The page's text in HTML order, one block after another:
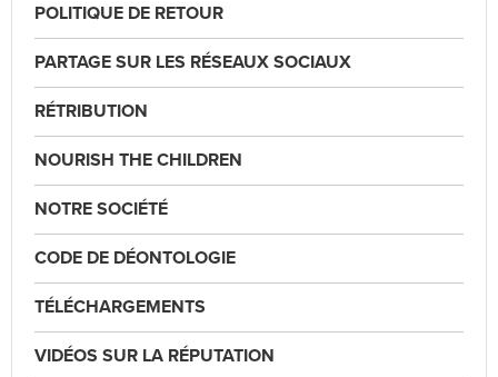
POLITIQUE DE RETOUR
PARTAGE SUR LES RÉSEAUX SOCIAUX
RÉTRIBUTION
NOURISH THE CHILDREN
NOTRE SOCIÉTÉ
CODE DE DÉONTOLOGIE
TÉLÉCHARGEMENTS
VIDÉOS SUR LA RÉPUTATION